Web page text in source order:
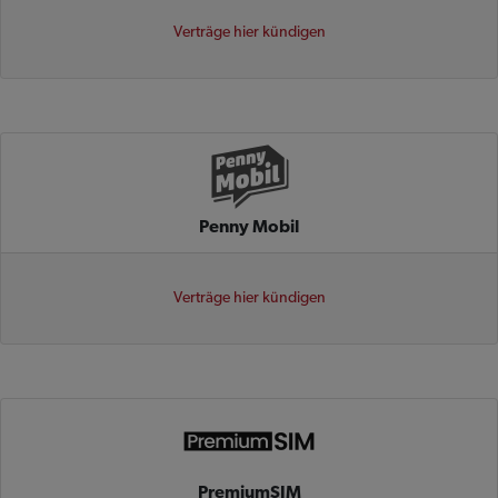
Verträge hier kündigen
Penny Mobil
Verträge hier kündigen
PremiumSIM